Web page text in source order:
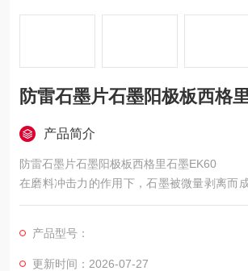
防雷石墨片石墨阳极板西格
产品简介
防雷石墨片石墨阳极板西格里石墨EK60
在磨料冲击力的作用下，石墨被微量剥离而
料为SiC、B4C或金刚石，磨料越粗则加工速
成形加工。
产品型号：
更新时间：2026-07-27